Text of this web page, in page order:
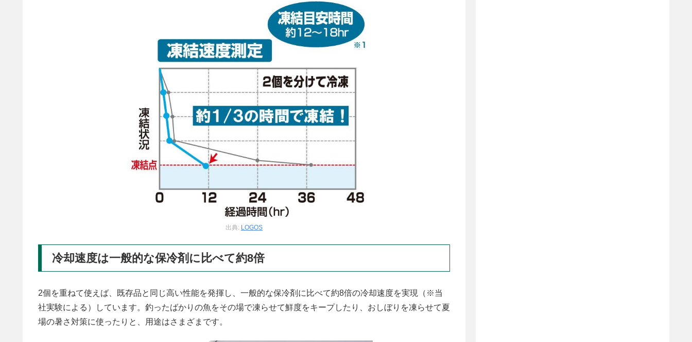
出典: LOGOS
冷却速度は一般的な保冷剤に比べて約8倍
2個を重ねて使えば、既存品と同じ高い性能を発揮し、一般的な保冷剤に比べて約8倍の冷却速度を実現（※当
社実験による）しています。釣ったばかりの魚をその場で凍らせて鮮度をキープしたり、おしぼりを凍らせて夏
場の暑さ対策に使ったりと、用途はさまざまです。